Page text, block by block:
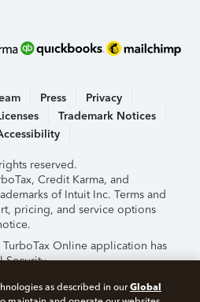
Press
Privacy
Trademark Notices
reserved.
Credit Karma, and
of Intuit Inc. Terms and
pricing, and service options
Online application has
Security.
page you agree to the
Terms of
as described in ourGlobal